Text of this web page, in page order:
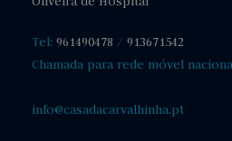
Tel: 961490478 / 913671542
Chamada para rede móvel
info@casadacarvalhinha.pt